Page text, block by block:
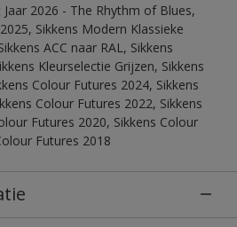
2026 - The Rhythm of Blues,
Sikkens Modern Klassieke
ACC naar RAL, Sikkens
Kleurselectie Grijzen, Sikkens
Colour Futures 2024, Sikkens
Colour Futures 2022, Sikkens
Futures 2020, Sikkens Colour
Futures 2018